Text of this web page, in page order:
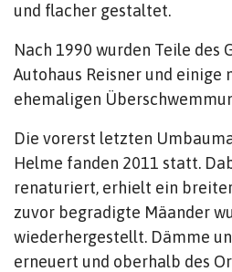
und flacher gestaltet.
Nach 1990 wurden Teile des
Autohaus Reisner und einige
ehemaligen
Die vorerst letzten
Helme fanden 2011 statt.
renaturiert, erhielt ein
zuvor begradigte Mäander
wiederhergestellt. Dämme
erneuert und oberhalb des